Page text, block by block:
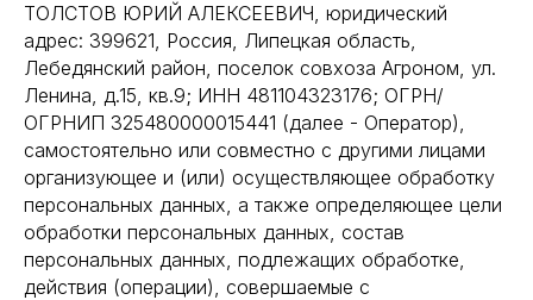
ТОЛСТОВ ЮРИЙ АЛЕКСЕЕВИЧ, юридический
адрес: 399621, Россия, Липецкая область,
Лебедянский район, поселок совхоза Агроном, ул.
Ленина, д.15, кв.9; ИНН 481104323176; ОГРН/
ОГРНИП 325480000015441 (далее - Оператор),
самостоятельно или совместно с другими лицами
организующее и (или) осуществляющее обработку
персональных данных, а также определяющее цели
обработки персональных данных, состав
персональных данных, подлежащих обработке,
действия (операции), совершаемые с